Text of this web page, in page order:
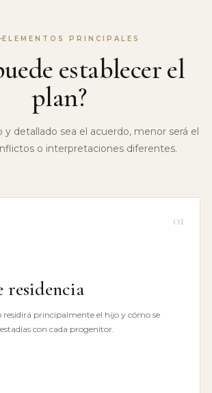
ELEMENTOS PRINCIPALES
establecer el
plan?
y detallado sea el acuerdo, menor será el
o interpretaciones diferentes.
01
residencia
residirá principalmente el hijo y cómo se
con cada progenitor.